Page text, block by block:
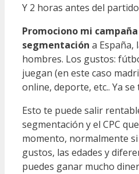
Y 2 horas antes del
Promociono mi
segmentación a España,
hombres. Los gustos:
juegan (en este caso
online, deporte, etc.. Ya
Esto te puede salir
segmentación y el CPC
momento, normalmente
gustos, las edades y
puedes ganar mucho